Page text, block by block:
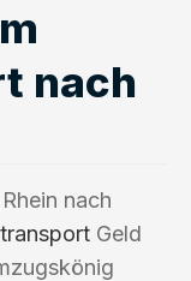
nach
nach
Geld